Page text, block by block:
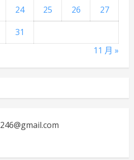
24 25 26
27
31
11 月 »